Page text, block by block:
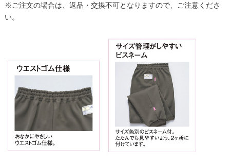
※ご注文の場合は、返品・交換不可となりますので、ご注意くださ
い。